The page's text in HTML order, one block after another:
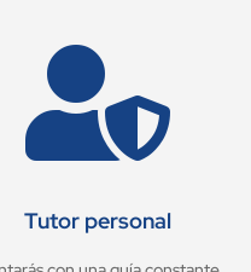

Tutor personal